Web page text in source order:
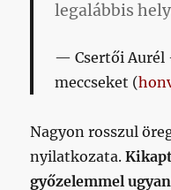
legalábbis
Csertői
meccseket (
Nagyon rosszul
nyilatkozata.
győzelemmel